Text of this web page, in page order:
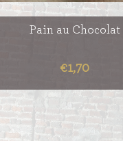
Pain au Chocolat
€1,70